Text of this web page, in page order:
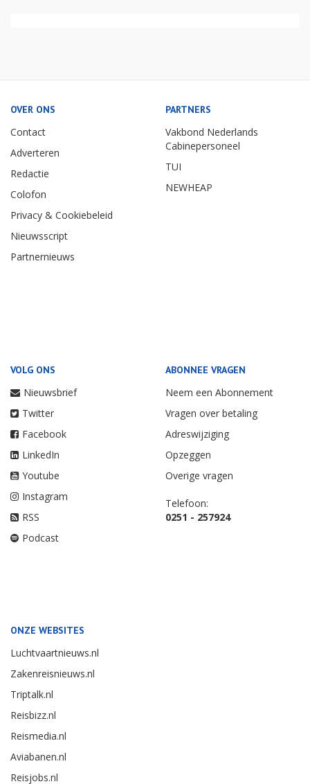
OVER ONS
Contact
Adverteren
Redactie
Colofon
Privacy & Cookiebeleid
Nieuwsscript
Partnernieuws
PARTNERS
Vakbond Nederlands
Cabinepersoneel
TUI
NEWHEAP
VOLG ONS
Nieuwsbrief
Twitter
Facebook
LinkedIn
Youtube
Instagram
RSS
Podcast
ABONNEE VRAGEN
Neem een Abonnement
Vragen over betaling
Adreswijziging
Opzeggen
Overige vragen
Telefoon:
0251 - 257924
ONZE WEBSITES
Luchtvaartnieuws.nl
Zakenreisnieuws.nl
Triptalk.nl
Reisbizz.nl
Reismedia.nl
Aviabanen.nl
Reisjobs.nl